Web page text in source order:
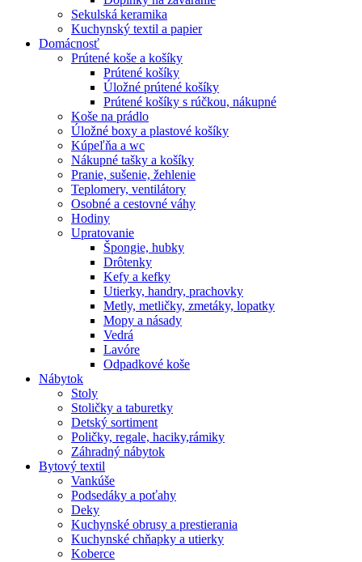
Sekulská keramika
Kuchynský textil a papier
Domácnosť
Prútené koše a košíky
Prútené košíky
Úložné prútené košíky
Prútené košíky s rúčkou, nákupné
Koše na prádlo
Úložné boxy a plastové košíky
Kúpeľňa a wc
Nákupné tašky a košíky
Pranie, sušenie, žehlenie
Teplomery, ventilátory
Osobné a cestovné váhy
Hodiny
Upratovanie
Špongie, hubky
Drôtenky
Kefy a kefky
Utierky, handry, prachovky
Metly, metličky, zmetáky, lopatky
Mopy a násady
Vedrá
Lavóre
Odpadkové koše
Nábytok
Stoly
Stoličky a taburetky
Detský sortiment
Poličky, regale, haciky,rámiky
Záhradný nábytok
Bytový textil
Vankúše
Podsedáky a poťahy
Deky
Kuchynské obrusy a prestierania
Kuchynské chňapky a utierky
Koberce